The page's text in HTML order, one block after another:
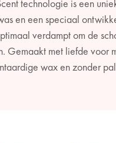
technologie is een
en een speciaal
verdampt om de
Gemaakt met liefde voor
wax en zonder